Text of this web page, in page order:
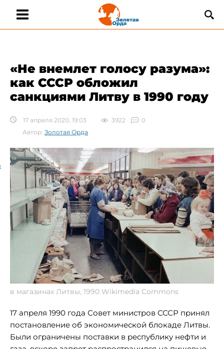
​«Не внемлет голосу разума»:
как СССР обложил
санкциями Литву в 1990 году
17 апреля 2020, 19:03 3922
0
Автор: Золотая Орда
в магазинах Литвы, 1990 Wikimedia Commons
17 апреля 1990 года Совет министров СССР принял
постановление об экономической блокаде Литвы.
Были ограничены поставки в республику нефти и